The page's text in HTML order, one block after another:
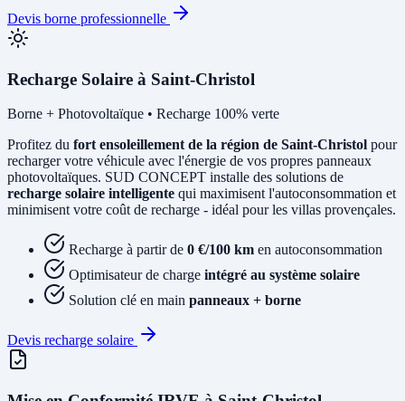
Devis borne professionnelle
Recharge Solaire à Saint-Christol
Borne + Photovoltaïque • Recharge 100% verte
Profitez du fort ensoleillement de la région de Saint-Christol pour
recharger votre véhicule avec l'énergie de vos propres panneaux
photovoltaïques. SUD CONCEPT installe des solutions de
recharge solaire intelligente qui maximisent l'autoconsommation et
minimisent votre coût de recharge - idéal pour les villas provençales.
Recharge à partir de 0 €/100 km en autoconsommation
Optimisateur de charge intégré au système solaire
Solution clé en main panneaux + borne
Devis recharge solaire